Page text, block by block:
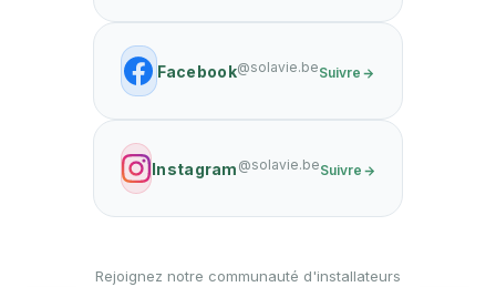
Facebook@solavie.beSuivre
Instagram @solavie.beSuivre
Rejoignez notre communauté d'installateurs